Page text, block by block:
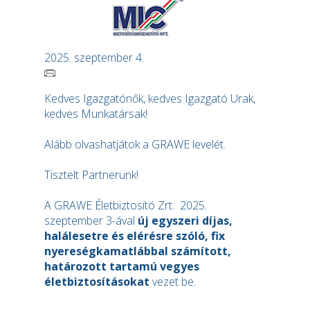
2025. szeptember 4.
Kedves Igazgatónők, kedves Igazgató Urak,
kedves Munkatársak!
Alább olvashatjátok a GRAWE levelét.
Tisztelt Partnerünk!
A GRAWE Életbiztosító Zrt. 2025.
szeptember 3-ával új egyszeri díjas,
halálesetre és elérésre szóló, fix
nyereségkamatlábbal számított,
határozott tartamú vegyes
életbiztosításokat vezet be.